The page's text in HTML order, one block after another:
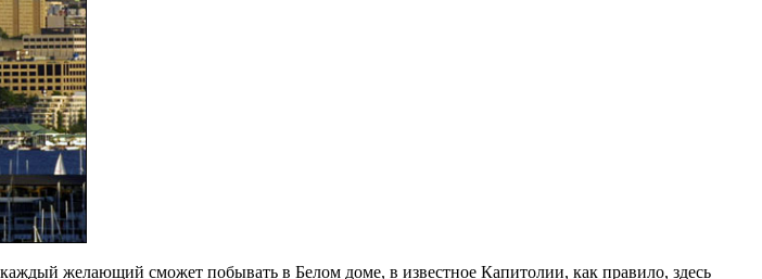
желающий сможет побывать в Белом доме, в известное Капитолии, как правило, здесь